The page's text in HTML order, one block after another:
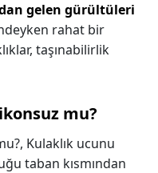
gelen gürültüleri
rahat bir
taşınabilirlik
mu?
Kulaklık ucunu
taban kısmından